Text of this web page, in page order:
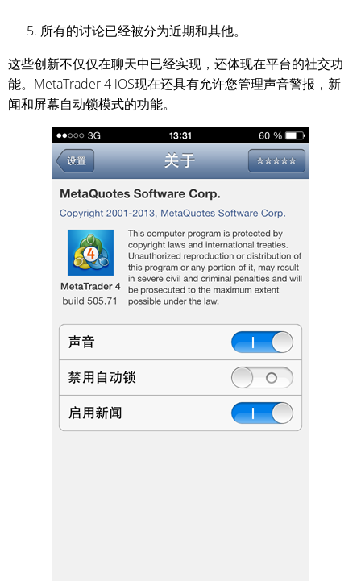
所有的讨论已经被分为近期和其他。
这些创新不仅仅在聊天中已经实现，还体现在平台的社交功
能。MetaTrader 4 iOS现在还具有允许您管理声音警报，新
闻和屏幕自动锁模式的功能。